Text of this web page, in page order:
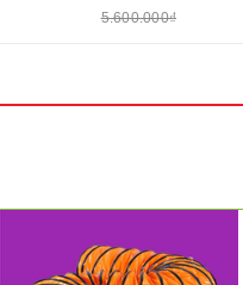
5.600.000₫